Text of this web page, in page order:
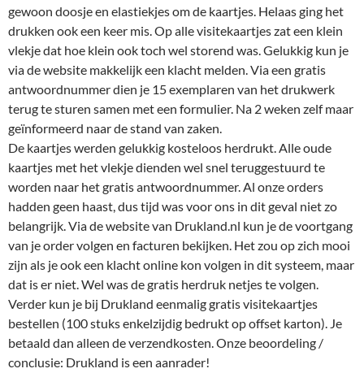
gewoon doosje en elastiekjes om de kaartjes. Helaas ging het
drukken ook een keer mis. Op alle visitekaartjes zat een klein
vlekje dat hoe klein ook toch wel storend was. Gelukkig kun je
via de website makkelijk een klacht melden. Via een gratis
antwoordnummer dien je 15 exemplaren van het drukwerk
terug te sturen samen met een formulier. Na 2 weken zelf maar
geïnformeerd naar de stand van zaken.
De kaartjes werden gelukkig kosteloos herdrukt. Alle oude
kaartjes met het vlekje dienden wel snel teruggestuurd te
worden naar het gratis antwoordnummer. Al onze orders
hadden geen haast, dus tijd was voor ons in dit geval niet zo
belangrijk. Via de website van Drukland.nl kun je de voortgang
van je order volgen en facturen bekijken. Het zou op zich mooi
zijn als je ook een klacht online kon volgen in dit systeem, maar
dat is er niet. Wel was de gratis herdruk netjes te volgen.
Verder kun je bij Drukland eenmalig gratis visitekaartjes
bestellen (100 stuks enkelzijdig bedrukt op offset karton). Je
betaald dan alleen de verzendkosten. Onze beoordeling /
conclusie: Drukland is een aanrader!